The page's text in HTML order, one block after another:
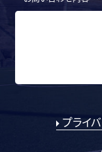
プライ